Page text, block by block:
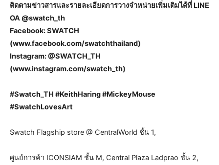
ติดตามข่าวสารและรายละเอียดการวางจำหน่ายเพิ่มเติมได้ที่ LINE
OA @swatch_th
Facebook: SWATCH
(www.facebook.com/swatchthailand)
Instagram: @SWATCH_TH
(www.instagram.com/swatch_th)
#Swatch_TH #KeithHaring #MickeyMouse
#SwatchLovesArt
Swatch Flagship store @ CentralWorld ชั้น 1,
ศูนย์การค้า ICONSIAM ชั้น M, Central Plaza Ladprao ชั้น 2,